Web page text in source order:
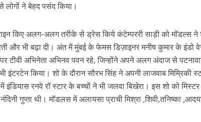
सिंह का बॉलीवुड में महाधमाका, ‘सिर्फ आपके’ की शूटिंग लखनऊ और भोपाल में हुई पूरी”
लोगों ने बेहद पसंद किया।
किए अलग-अलग तरीके से ड्रेस किये कंटेम्पररी साड़ी को मॉडल्स ने
और भी बढ़ा दी। अंत में मुंबई के फेमस डिज़ाइनर मनीष कुमार के इंडो
टीवी अभिनेता अभिनव पवन रहे, जिन्होंने अपने अलग अंदाज से
इंटरटेन किया। शो के दौरान सौरभ सिंह ने अपनी लाजवाब मिम्रिकी
रनवे रॉ स्टार के बच्चों ने भी जलवा बिखेरा। इस शो को
गुप्ता थी। मॉडलस में अलायसा प्राची मिश्रा ,शिवी,तनिष्का